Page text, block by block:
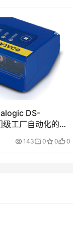
DS-
工厂自动化的线
英文彩页和手册
143 0 0 0